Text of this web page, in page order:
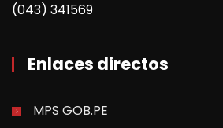
(043) 341569
Enlaces directos
MPS GOB.PE